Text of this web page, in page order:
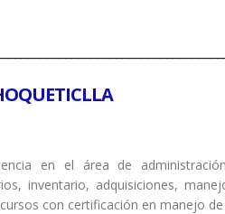
en el área de
inventario, adquisiciones,
con certificación en manejo